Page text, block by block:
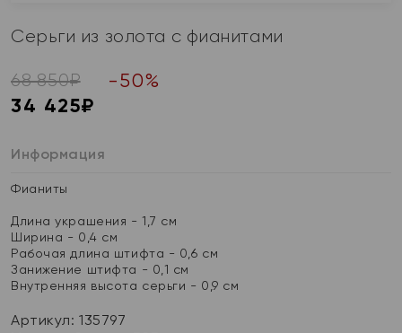
Серьги из золота с фианитами
68 850₽ -50%
34 425₽
Информация
Фианиты
Длина украшения - 1,7 см
Ширина - 0,4 см
Рабочая длина штифта - 0,6 см
Занижение штифта - 0,1 см
Внутренняя высота серьги - 0,9 см
Артикул: 135797